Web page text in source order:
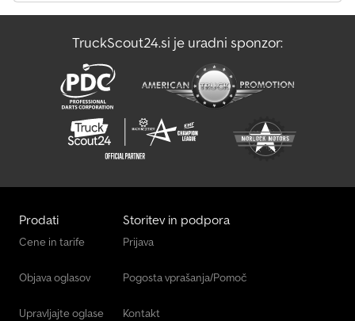
kilometre (one-way, from Seesen to destination), at least €270.00
and accessories upon request: BLYSS Transporttechnik GmbH
Dieselstr. 8 85084 Reichertshofen Tel.: BLYSS Transporttechnik
GmbH Burenkamp 18–20 46286 Dorsten – Wulfen Tel.: Financing
or leasing possible Images may differ from standard equipment.
Technical changes (e.g., tire sizes) reserved.
TruckScout24.si je uradni sponzor:
Prodati
Cene in tarife
Objava oglasov
Upravljajte oglase
Storitev in podpora
Prijava
Pogosta vprašanja/Pomoč
Kontakt